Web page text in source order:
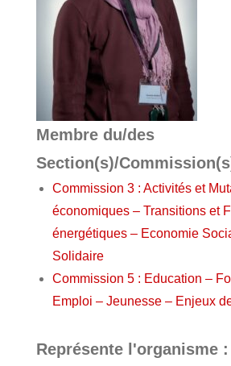
Membre du/des
Section(s)/
Commission 3 : Activités et
économiques – Transitions et
énergétiques – Economie
Solidaire
Commission 5 : Education –
Emploi – Jeunesse – Enjeux
Représente l'organisme :